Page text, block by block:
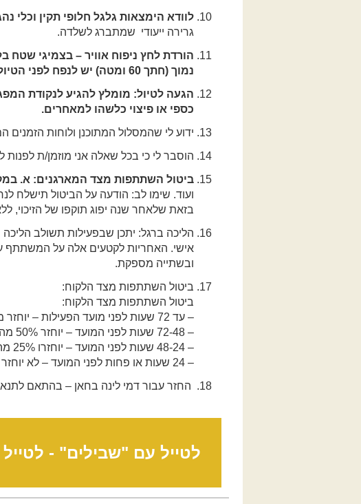
לוודא הימצאות גלגל חלופי תקין וכלי
גרירה ייעודי שמתברג לשלדה.
הורדת לחץ ניפוח אוויר – בצמיגי שטח
נמוך (חתך 60 ומטה) יש לנפח לפני הטיול ל-40 psi.
כספי או פיצוי כלשהו למאחרים.
ידוע לי שהמסלול המתוכנן ולוחות
הוסבר לי כי בכל שאלה אני מוזמן/ת לפנות
ביטול השתתפות מצד המארגנים: א. במקרה
ועוד. שימו לב: הודעה על הביטול תישלח
בזאת שלאחר שנה יפוג תוקפו של הזיכוי,
הליכה ברגל: יתכן שבפעילות תשולב הליכה
אישי. האחריות לקטעים אלה על המשתתף
ובשתייה מספקת.
ביטול השתתפות מצד הלקוח:
ביטול השתתפות מצד הלקוח:
– עד 72 שעות לפני מועד הפעילות – יוחזר מלוא הסכום למעט 10 שקל דמי סליקה.
– 72-48 שעות לפני המועד – יוחזר 50% מהתשלום / יינתן זיכוי מלא לטיול אחר.
– 48-24 שעות לפני המועד – יוחזרו 25% מהתשלום / יינתן זיכוי מלא לטיול אחר.
– 24 שעות או פחות לפני המועד – לא יוחזר תשלום ולא יינתן זיכוי לטיול אחר.
החזר עבור דמי לינה בחאן – בהתאם
לטייל עם "שבילים" -